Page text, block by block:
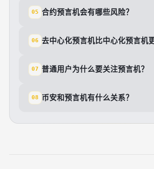
05 合约预言机会有哪些风险？
06 去中心化预言机比中心化预言机
07 普通用户为什么要关注预言机？
08 币安和预言机有什么关系？